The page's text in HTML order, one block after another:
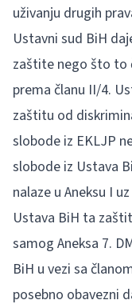
uživanju drugih
Ustavni sud BiH
zaštite nego što to
prema članu II/4.
zaštitu od
slobode iz EKLJP
slobode iz Ustava
nalaze u Aneksu I
Ustava BiH ta
samog Aneksa 7.
BiH u vezi sa
posebno obavezni